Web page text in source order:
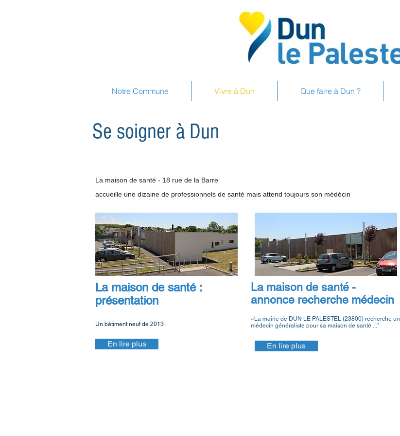
Notre Commune Vivre à Dun Que faire à Dun ?
Se soigner à Dun
La maison de santé - 18 rue de la Barre
accueille une dizaine de professionnels de santé mais attend toujours son médécin
La maison de santé :
présentation
Un bâtiment neuf de 2013
En lire plus
La maison de santé -
annonce recherche médecin
«La mairie de DUN LE PALESTEL (23800) recherche un
médecin généraliste pour sa maison de santé ..."
En lire plus